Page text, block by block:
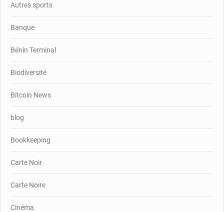
Autres sports
Banque
Bénin Terminal
Biodiversité
Bitcoin News
blog
Bookkeeping
Carte Noir
Carte Noire
Cinéma